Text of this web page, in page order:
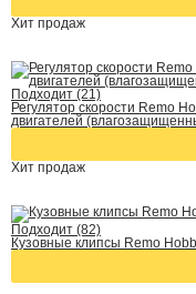
Хит продаж
Подходит (21)
Регулятор скорости Remo
двигателей
Хит продаж
Подходит (82)
Кузовные клипсы Remo